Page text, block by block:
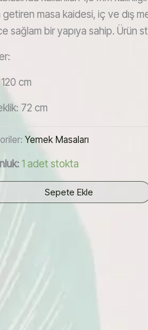
getiren masa kaidesi, iç ve dış
sağlam bir yapıya sahip. Ürün
cm
72 cm
Yemek Masaları
1 adet stokta
Sepete Ekle